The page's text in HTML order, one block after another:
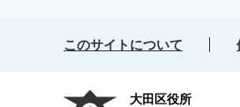
このサイトについて
大田区役所